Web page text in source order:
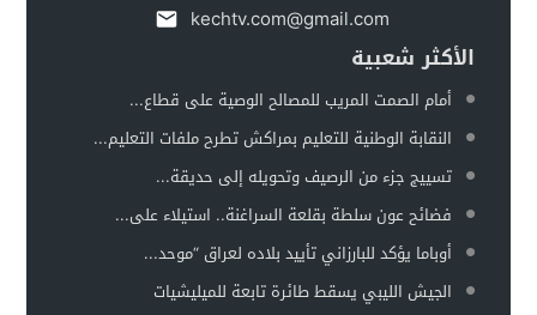
kechtv.com@gmail.com
الأكثر شعبية
أمام الصمت المريب للمصالح الوصية على قطاع...
النقابة الوطنية للتعليم بمراكش تطرح ملفات التعليم...
تسييج جزء من الرصيف وتحويله إلى حديقة...
فضائح عون سلطة بقلعة السراغنة.. استيلاء على...
أوباما يؤكد للبارزاني تأييد بلاده لعراق “موحد...
الجيش الليبي يسقط طائرة تابعة للميليشيات